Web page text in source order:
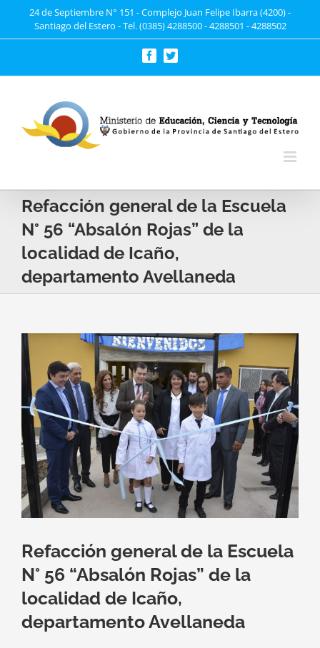
24 de Septiembre N° 151 - Complejo Juan Felipe Ibarra (4200) -
Santiago del Estero - Tel. (0385) 4288500 - 4288501 - 4288502
FacebookTwitter
Refacción general de la Escuela
N° 56 “Absalón Rojas” de la
localidad de Icaño,
departamento Avellaneda
Ver
imagen
más
grande
Refacción general de la Escuela
N° 56 “Absalón Rojas” de la
localidad de Icaño,
departamento Avellaneda